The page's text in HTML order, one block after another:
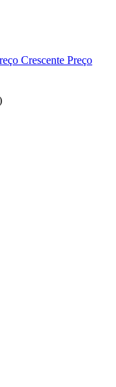
Crescente Preço